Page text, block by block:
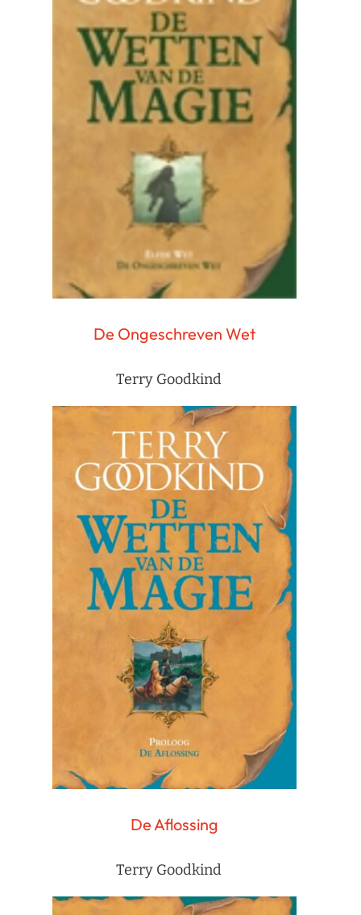
De Ongeschreven Wet
Terry Goodkind
De Aflossing
Terry Goodkind